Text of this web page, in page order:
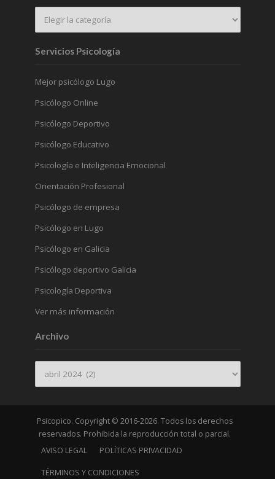
Servicios Psicología
Mejor psicólogo Lugo
Psicólogo Online
Psicólogo Deportivo
Psicólogo Educativo
Psicología e Inteligencia Emocional
Orientación Profesional
Psicólogo de empresa
Psicólogo en Lugo
Psicólogo en Galicia
Psicólogo deportivo Galicia
Psicología Deportiva
Ver más información
Archivo
Archivo
Psicopico. Copyright © 2016-2026. Todos los derechos
reservados. Prohibida la reproducción total o parcial.
AVISO LEGAL
POLÍTICAS PRIVACIDAD
TÉRMINOS Y CONDICIONES